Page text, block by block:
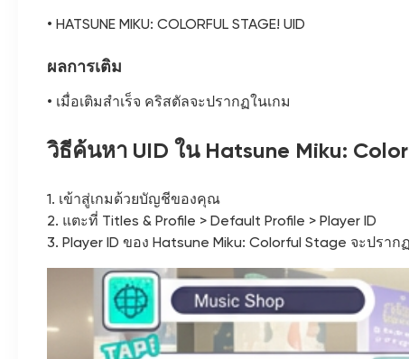
• HATSUNE MIKU: COLORFUL STAGE! UID
ผลการเติม
• เมื่อเติมสำเร็จ คริสตัลจะปรากฏในเกม
วิธีค้นหา UID ใน Hatsune Miku:
1. เข้าสู่เกมด้วยบัญชีของคุณ
2. แตะที่ Titles & Profile > Default Profile > Player ID
3. Player ID ของ Hatsune Miku: Colorful Stage จะปรากฏ